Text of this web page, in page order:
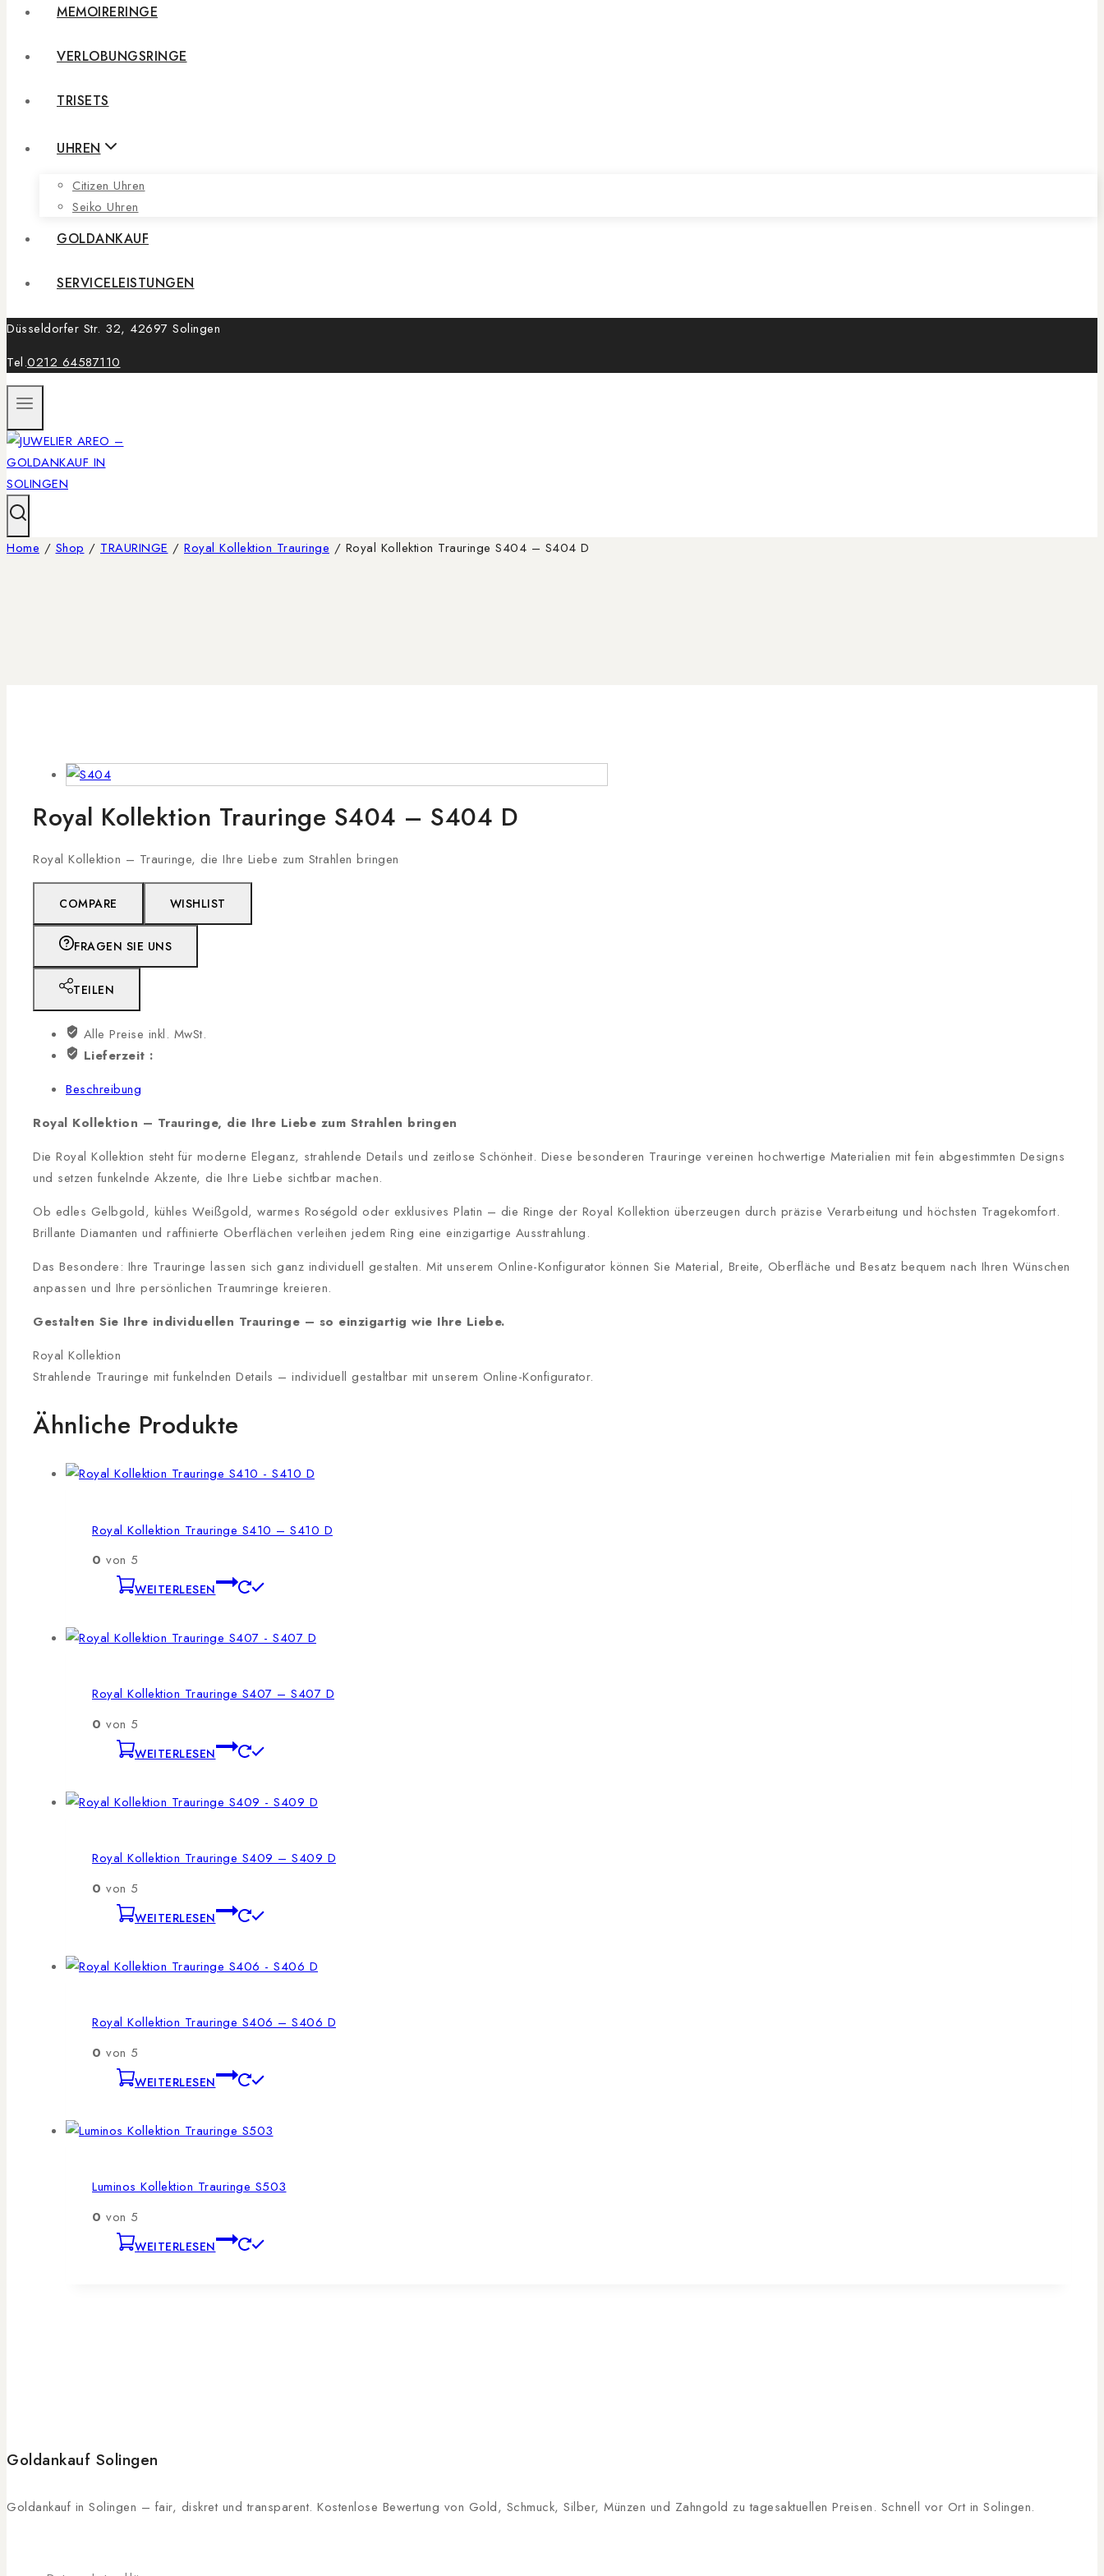
MEMOIRERINGE
VERLOBUNGSRINGE
TRISETS
UHREN
Citizen Uhren
Seiko Uhren
GOLDANKAUF
SERVICELEISTUNGEN
Düsseldorfer Str. 32, 42697 Solingen
Tel.0212 64587110
Home / Shop / TRAURINGE / Royal Kollektion Trauringe / Royal Kollektion Trauringe S404 – S404 D
Royal Kollektion Trauringe S404 – S404 D
Royal Kollektion – Trauringe, die Ihre Liebe zum Strahlen bringen
COMPARE WISHLIST
FRAGEN SIE UNS
TEILEN
Alle Preise inkl. MwSt.
Lieferzeit :
Beschreibung
Royal Kollektion – Trauringe, die Ihre Liebe zum Strahlen bringen
Die Royal Kollektion steht für moderne Eleganz, strahlende Details und zeitlose Schönheit. Diese besonderen Trauringe vereinen hochwertige Materialien mit fein abgestimmten Designs
und setzen funkelnde Akzente, die Ihre Liebe sichtbar machen.
Ob edles Gelbgold, kühles Weißgold, warmes Roségold oder exklusives Platin – die Ringe der Royal Kollektion überzeugen durch präzise Verarbeitung und höchsten Tragekomfort.
Brillante Diamanten und raffinierte Oberflächen verleihen jedem Ring eine einzigartige Ausstrahlung.
Das Besondere: Ihre Trauringe lassen sich ganz individuell gestalten. Mit unserem Online-Konfigurator können Sie Material, Breite, Oberfläche und Besatz bequem nach Ihren Wünschen
anpassen und Ihre persönlichen Traumringe kreieren.
Gestalten Sie Ihre individuellen Trauringe – so einzigartig wie Ihre Liebe.
Royal Kollektion
Strahlende Trauringe mit funkelnden Details – individuell gestaltbar mit unserem Online-Konfigurator.
Ähnliche Produkte
Royal Kollektion Trauringe S410 – S410 D
0 von 5
WEITERLESEN
Royal Kollektion Trauringe S407 – S407 D
0 von 5
WEITERLESEN
Royal Kollektion Trauringe S409 – S409 D
0 von 5
WEITERLESEN
Royal Kollektion Trauringe S406 – S406 D
0 von 5
WEITERLESEN
Luminos Kollektion Trauringe S503
0 von 5
WEITERLESEN
Goldankauf Solingen
Goldankauf in Solingen – fair, diskret und transparent. Kostenlose Bewertung von Gold, Schmuck, Silber, Münzen und Zahngold zu tagesaktuellen Preisen. Schnell vor Ort in Solingen.